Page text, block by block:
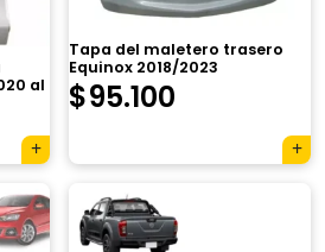
al
Tapa del maletero trasero
Equinox 2018/2023
$95.100